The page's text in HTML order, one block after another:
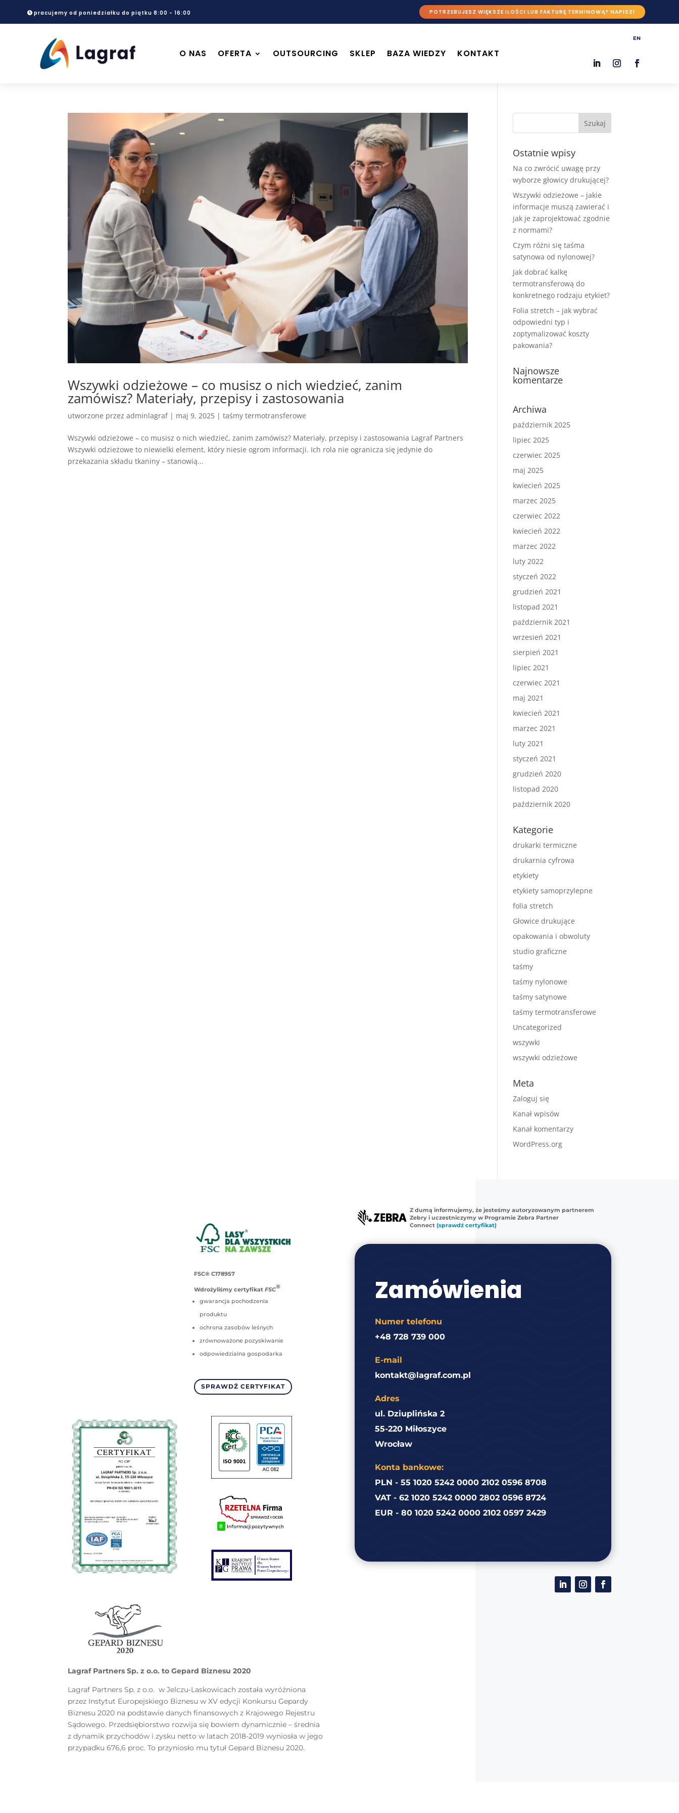
pracujemy od poniedziałku do piątku 8:00 - 16:00 POTRZEBUJESZ WIĘKSZE ILOŚCI LUB FAKTURĘ TERMINOWĄ? NAPISZ!
O NAS OFERTA OUTSOURCING SKLEP BAZA WIEDZY KONTAKT
EN
Wszywki odzieżowe – co musisz o nich wiedzieć, zanim
zamówisz? Materiały, przepisy i zastosowania
utworzone przezadminlagraf| maj 9, 2025 |taśmy termotransferowe
Wszywki odzieżowe – co musisz o nich wiedzieć, zanim zamówisz? Materiały, przepisy i zastosowania Lagraf Partners
Wszywki odzieżowe to niewielki element, który niesie ogrom informacji. Ich rola nie ogranicza się jedynie do
przekazania składu tkaniny – stanowią...
Ostatnie wpisy
Na co zwrócić uwagę przy
wyborze głowicy drukującej?
Wszywki odzieżowe – jakie
informacje muszą zawierać i
jak je zaprojektować zgodnie
z normami?
Czym różni się taśma
satynowa od nylonowej?
Jak dobrać kalkę
termotransferową do
konkretnego rodzaju etykiet?
Folia stretch – jak wybrać
odpowiedni typ i
zoptymalizować koszty
pakowania?
Najnowsze
komentarze
Archiwa
październik 2025
lipiec 2025
czerwiec 2025
maj 2025
kwiecień 2025
marzec 2025
czerwiec 2022
kwiecień 2022
marzec 2022
luty 2022
styczeń 2022
grudzień 2021
listopad 2021
październik 2021
wrzesień 2021
sierpień 2021
lipiec 2021
czerwiec 2021
maj 2021
kwiecień 2021
marzec 2021
luty 2021
styczeń 2021
grudzień 2020
listopad 2020
październik 2020
Kategorie
drukarki termiczne
drukarnia cyfrowa
etykiety
etykiety samoprzylepne
folia stretch
Głowice drukujące
opakowania i obwoluty
studio graficzne
taśmy
taśmy nylonowe
taśmy satynowe
taśmy termotransferowe
Uncategorized
wszywki
wszywki odzieżowe
Meta
Zaloguj się
Kanał wpisów
Kanał komentarzy
WordPress.org
FSC® C178957
Wdrożyliśmy certyfikat FSC®
gwarancja pochodzenia
produktu
ochrona zasobów leśnych
zrównoważone pozyskiwanie
odpowiedzialna gospodarka
SPRAWDŹ CERTYFIKAT
Lagraf Partners Sp. z o.o. to Gepard Biznesu 2020
Lagraf Partners Sp. z o.o. w Jelczu-Laskowicach została wyróżniona
przez Instytut Europejskiego Biznesu w XV edycji Konkursu Gepardy
Biznesu 2020 na podstawie danych finansowych z Krajowego Rejestru
Sądowego. Przedsiębiorstwo rozwija się bowiem dynamicznie – średnia
z dynamik przychodów i zysku netto w latach 2018-2019 wyniosła w jego
przypadku 676,6 proc. To przyniosło mu tytuł Gepard Biznesu 2020.
Z dumą informujemy, że jesteśmy autoryzowanym partnerem
Zebry i uczestniczymy w Programie Zebra Partner
Connect (sprawdź certyfikat)
Zamówienia
Numer telefonu
+48 728 739 000
E-mail
kontakt@lagraf.com.pl
Adres
ul. Dziuplińska 2
55-220 Miłoszyce
Wrocław
Konta bankowe:
PLN - 55 1020 5242 0000 2102 0596 8708
VAT - 62 1020 5242 0000 2802 0596 8724
EUR - 80 1020 5242 0000 2102 0597 2429